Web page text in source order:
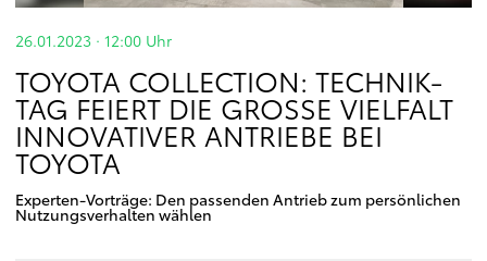
26.01.2023 · 12:00 Uhr
TOYOTA COLLECTION: TECHNIK-
TAG FEIERT DIE GROSSE VIELFALT I
NNOVATIVER ANTRIEBE BEI T
OYOTA
Experten-Vorträge: Den passenden Antrieb zum persönlichen
Nutzungsverhalten wählen